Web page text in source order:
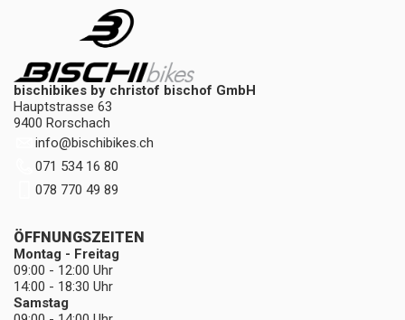
bischibikes by christof bischof GmbH
Hauptstrasse 63
9400 Rorschach
info@bischibikes.ch
071 534 16 80
078 770 49 89
ÖFFNUNGSZEITEN
Montag - Freitag
09:00 - 12:00 Uhr
14:00 - 18:30 Uhr
Samstag